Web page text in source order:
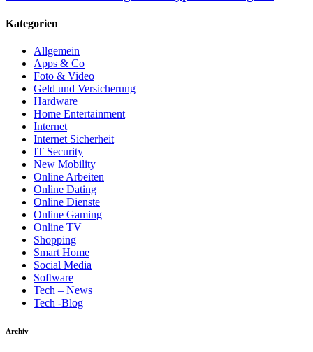
Kategorien
Allgemein
Apps & Co
Foto & Video
Geld und Versicherung
Hardware
Home Entertainment
Internet
Internet Sicherheit
IT Security
New Mobility
Online Arbeiten
Online Dating
Online Dienste
Online Gaming
Online TV
Shopping
Smart Home
Social Media
Software
Tech – News
Tech -Blog
Archiv